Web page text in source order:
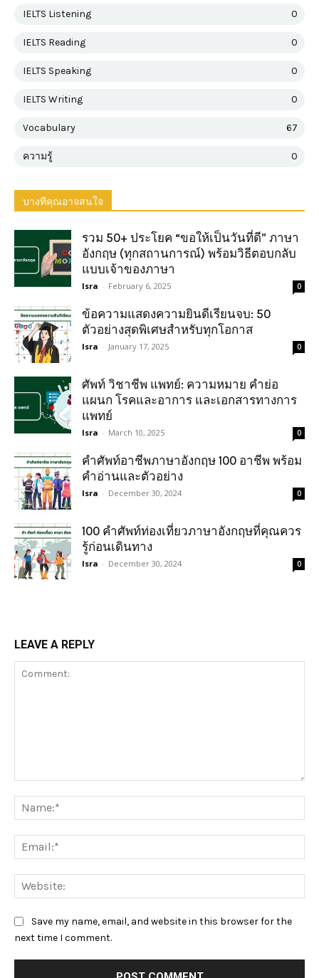
IELTS Listening 0
IELTS Reading 0
IELTS Speaking 0
IELTS Writing 0
Vocabulary 67
ความรู้ 0
บางทีคุณอาจสนใจ
รวม 50+ ประโยค “ขอให้เป็นวันที่ดี” ภาษา
อังกฤษ (ทุกสถานการณ์) พร้อมวิธีตอบกลับ
แบบเจ้าของภาษา
Isra - February 6, 2025 0
ข้อความแสดงความยินดีเรียนจบ: 50
ตัวอย่างสุดพิเศษสำหรับทุกโอกาส
Isra - January 17, 2025 0
ศัพท์ วิชาชีพ แพทย์: ความหมาย คำย่อ
แผนก โรคและอาการ และเอกสารทางการ
แพทย์
Isra - March 10, 2025 0
คําศัพท์อาชีพภาษาอังกฤษ 100 อาชีพ พร้อม
คำอ่านและตัวอย่าง
Isra - December 30, 2024 0
100 คำศัพท์ท่องเที่ยวภาษาอังกฤษที่คุณควร
รู้ก่อนเดินทาง
Isra - December 30, 2024 0
LEAVE A REPLY
Save my name, email, and website in this browser for the
next time I comment.